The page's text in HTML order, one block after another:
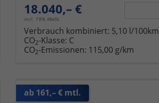
18.040,– €
incl. 19% MwSt.
Verbrauch kombiniert: 5,10 l/100km
CO2-Klasse: C
CO2-Emissionen: 115,00 g/km
ab 161,– € mtl.